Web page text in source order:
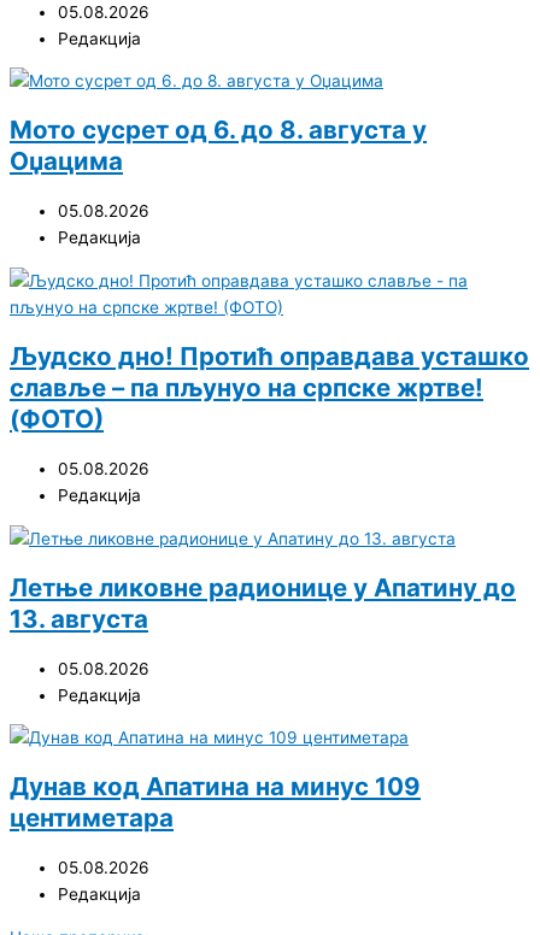
05.08.2026
Редакција
Мото сусрет од 6. до 8. августа у
Оџацима
05.08.2026
Редакција
Људско дно! Протић оправдава усташко
славље – па пљунуо на српске жртве!
(ФОТО)
05.08.2026
Редакција
Летње ликовне радионице у Апатину до
13. августа
05.08.2026
Редакција
Дунав код Апатина на минус 109
центиметара
05.08.2026
Редакција